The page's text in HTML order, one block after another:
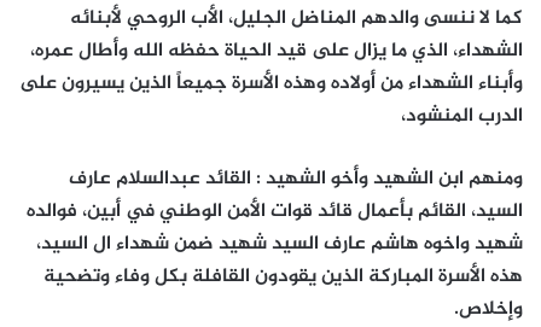
كما لا ننسى والدهم المناضل الجليل، الأب الروحي لأبنائه
الشهداء، الذي ما يزال على قيد الحياة حفظه الله وأطال عمره،
وأبناء الشهداء من أولاده وهذه الأسرة جميعاً الذين يسيرون على
الدرب المنشود،
ومنهم ابن الشهيد وأخو الشهيد : القائد عبدالسلام عارف
السيد، القائم بأعمال قائد قوات الأمن الوطني في أبين، فوالده
شهيد واخوه هاشم عارف السيد شهيد ضمن شهداء ال السيد،
هذه الأسرة المباركة الذين يقودون القافلة بكل وفاء وتضحية
وإخلاص.